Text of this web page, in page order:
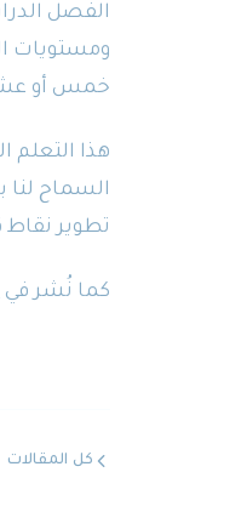
الفصل
ومستويات
خمس أو
هذا التعلم
السماح لنا
تطوير نقاط
كما نُشر في
كل المقالات